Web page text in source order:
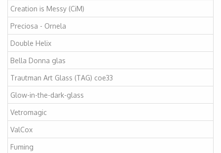
Creation is Messy (CiM)
Preciosa - Ornela
Double Helix
Bella Donna glas
Trautman Art Glass (TAG) coe33
Glow-in-the-dark-glass
Vetromagic
ValCox
Fuming